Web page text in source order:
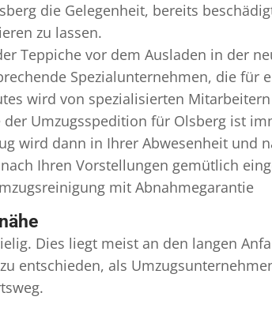
die Gelegenheit, bereits
zu lassen.
Teppiche vor dem Ausladen in der
Spezialunternehmen, die für
wird von spezialisierten
Umzugsspedition für Olsberg ist
wird dann in Ihrer Abwesenheit und
Ihren Vorstellungen gemütlich
mit Abnahmegarantie
Dies liegt meist an den langen
entschieden, als